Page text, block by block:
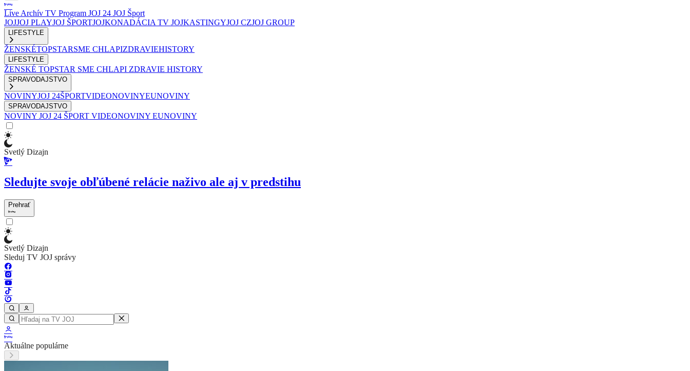
Live Archív TV Program JOJ 24 JOJ Šport
JOJJOJ PLAYJOJ ŠPORTJOJKONADÁCIA TV JOJKASTINGYJOJ CZJOJ GROUP
LIFESTYLE
ŽENSKÉTOPSTARSME CHLAPIZDRAVIEHISTORY
LIFESTYLE
ŽENSKÉ TOPSTAR SME CHLAPI ZDRAVIE HISTORY
SPRAVODAJSTVO
NOVINYJOJ 24ŠPORTVIDEONOVINYEUNOVINY
SPRAVODAJSTVO
NOVINY JOJ 24 ŠPORT VIDEONOVINY EUNOVINY
Svetlý Dizajn
Sledujte svoje obľúbené relácie naživo ale aj v predstihu
Prehrať
Svetlý Dizajn
Sleduj TV JOJ správy
Aktuálne populárne